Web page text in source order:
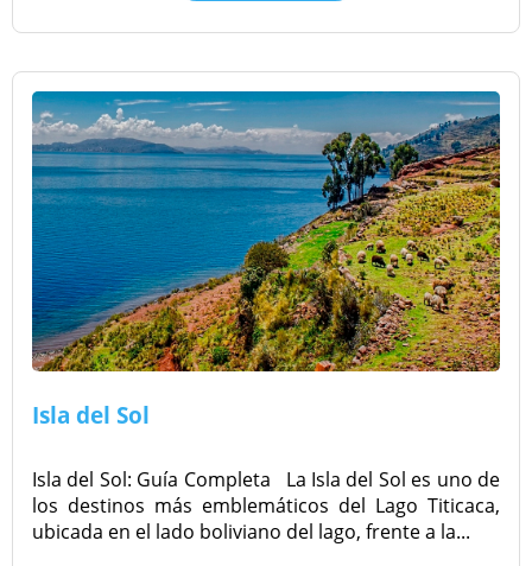
Isla del Sol
Isla del Sol: Guía Completa La Isla del Sol es uno de
los destinos más emblemáticos del Lago Titicaca,
ubicada en el lado boliviano del lago, frente a la...